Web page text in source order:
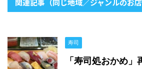
寿司
「寿司処おかめ